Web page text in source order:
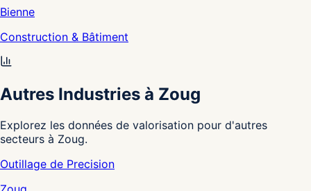
Bienne
Construction & Bâtiment
Autres Industries à Zoug
Explorez les données de valorisation pour d'autres
secteurs à Zoug.
Outillage de Precision